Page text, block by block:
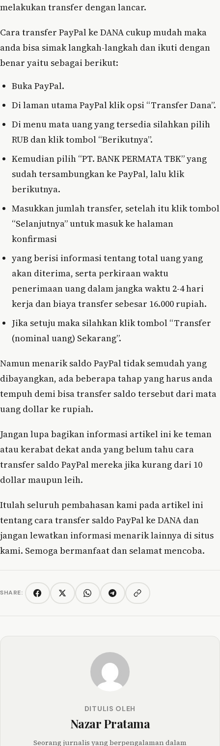
melakukan transfer dengan lancar.
Cara transfer PayPal ke DANA cukup mudah maka
anda bisa simak langkah-langkah dan ikuti dengan
benar yaitu sebagai berikut:
Buka PayPal.
Di laman utama PayPal klik opsi “Transfer Dana”.
Di menu mata uang yang tersedia silahkan pilih
RUB dan klik tombol “Berikutnya”.
Kemudian pilih “PT. BANK PERMATA TBK” yang
sudah tersambungkan ke PayPal, lalu klik
berikutnya.
Masukkan jumlah transfer, setelah itu klik tombol
“Selanjutnya” untuk masuk ke halaman
konfirmasi
yang berisi informasi tentang total uang yang
akan diterima, serta perkiraan waktu
penerimaan uang dalam jangka waktu 2-4 hari
kerja dan biaya transfer sebesar 16.000 rupiah.
Jika setuju maka silahkan klik tombol “Transfer
(nominal uang) Sekarang”.
Namun menarik saldo PayPal tidak semudah yang
dibayangkan, ada beberapa tahap yang harus anda
tempuh demi bisa transfer saldo tersebut dari mata
uang dollar ke rupiah.
Jangan lupa bagikan informasi artikel ini ke teman
atau kerabat dekat anda yang belum tahu cara
transfer saldo PayPal mereka jika kurang dari 10
dollar maupun leih.
Itulah seluruh pembahasan kami pada artikel ini
tentang cara transfer saldo PayPal ke DANA dan
jangan lewatkan informasi menarik lainnya di situs
kami. Semoga bermanfaat dan selamat mencoba.
SHARE: FacebookTwitter/XWhatsAppTelegramCopy link
DITULIS OLEH
Nazar Pratama
Seorang jurnalis yang berpengalaman dalam